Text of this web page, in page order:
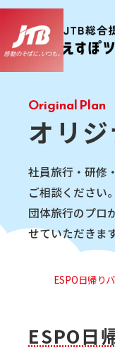
オリ
社員旅行・研修
ご相談ください。
団体旅行のプロ
せていただきます
ESPO日帰り
ESPO日